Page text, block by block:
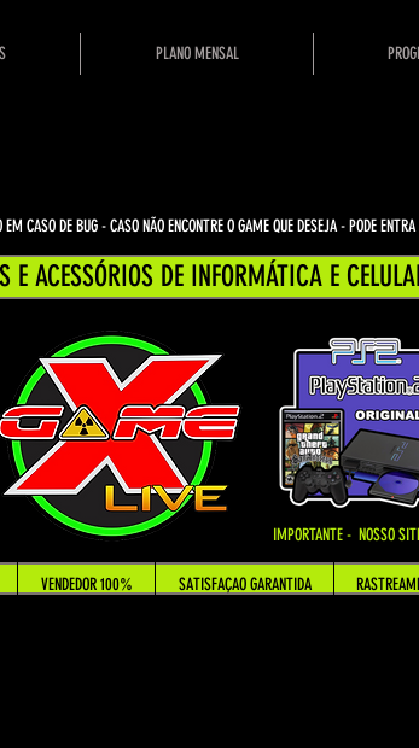
PLANO MENSAL
IMPORTANTE - NOSSO
E ACESSÓRIOS DE INFORMÁTICA E
EM CASO DE BUG- CASO NÃO ENCONTRE O GAME QUE DESEJA - PODE
VENDEDOR 100% SATISFAÇAO GARANTIDA